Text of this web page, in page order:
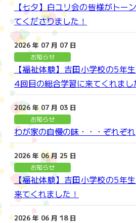
【七夕】白ユリ会の皆様がトー
てくださりました！
2026 年 07 月 07 日
お知らせ
【福祉体験】吉田小学校の5年
4回目の総合学習に来てくれまし
2026 年 07 月 03 日
お知らせ
わが家の自慢の味・・・ぞれぞれ
2026 年 06 月 25 日
お知らせ
【福祉体験】吉田小学校の5年
来てくれました！
2026 年 06 月 18 日